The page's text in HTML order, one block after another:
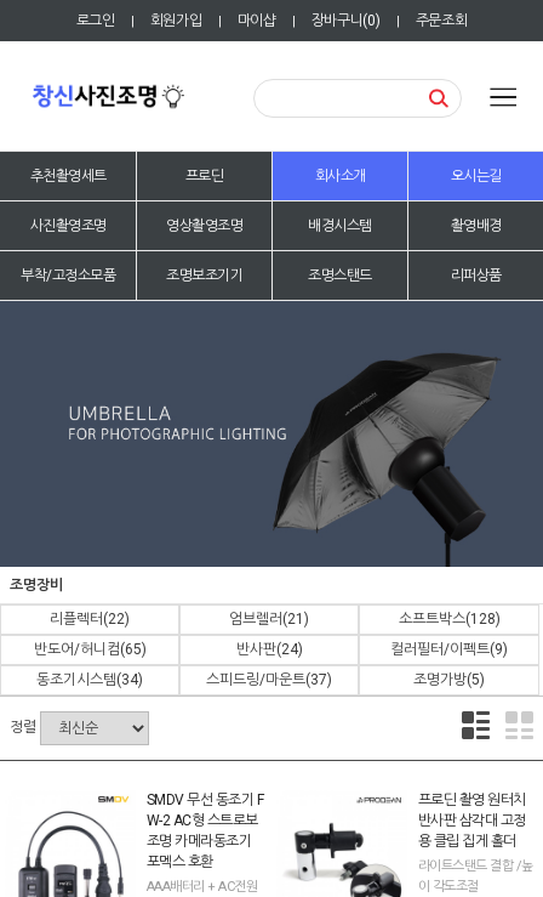
로그인 | 회원가입 | 마이샵 | 장바구니(0) | 주문조회
추천촬영세트 프로딘 회사소개 오시는길
사진촬영조명 영상촬영조명 배경시스템 촬영배경
부착/고정소모품 조명보조기기 조명스탠드 리퍼상품
조명장비
리플렉터 (22) 엄브렐러 (21) 소프트박스(128)
반도어/허니컴(65) 반사판(24) 컬러필터/이펙트(9)
동조기시스템(34) 스피드링/마운트(37) 조명가방(5)
정렬
SMDV 무선 동조기 F
W-2 AC형 스트로보
조명 카메라동조기
포멕스 호환
AAA배터리 + AC전원
프로딘 촬영 원터치
반사판 삼각대 고정
용 클립 집게 홀더
라이트스탠드 결합 /높
이 각도조절